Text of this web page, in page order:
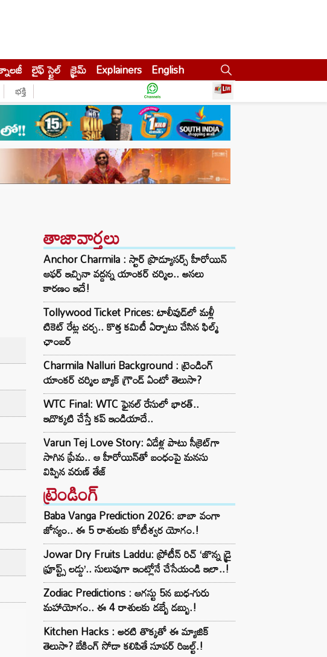
లైఫ్ స్టైల్ క్రైమ్ Explainers English
భక్తి
తాజావార్తలు
Anchor Charmila : స్టార్ ప్రొడ్యూసర్స్ హీరోయిన్
ఆఫర్ ఇచ్చినా వద్దన్న యాంకర్ చర్మిల.. అసలు
కారణం ఇదే!
Tollywood Ticket Prices: టాలీవుడ్‌లో మళ్లీ
టికెట్‌ రేట్ల చర్చ.. కొత్త కమిటీ ఏర్పాటు చేసిన ఫిల్మ్‌
ఛాంబర్‌
Charmila Nalluri Background : ట్రెండింగ్
యాంకర్ చర్మిల బ్యాక్ గ్రౌండ్ ఏంటో తెలుసా?
WTC Final: WTC ఫైనల్ రేసులో భారత్..
ఇదొక్కటి చేస్తే కప్ ఇండియాదే..
Varun Tej Love Story: ఏడేళ్ల పాటు సీక్రెట్‌గా
సాగిన ప్రేమ.. ఆ హీరోయిన్‌తో బంధంపై మనసు
విప్పిన వరుణ్ తేజ్
ట్రెండింగ్‌
Baba Vanga Prediction 2026: బాబా వంగా
జోస్యం.. ఈ 5 రాశులకు కోటీశ్వర యోగం.!
Jowar Dry Fruits Laddu: ప్రోటీన్ రిచ్ ‘జొన్న డ్రై
ఫ్రూప్ట్స్ లడ్డు’.. సులువుగా ఇంట్లోనే చేసేయండి ఇలా..!
Zodiac Predictions : ఆగస్టు 5న బుధ-గురు
మహాయోగం.. ఈ 4 రాశులకు డబ్బే డబ్బు.!
Kitchen Hacks : అరటి తొక్కతో ఈ మ్యాజిక్
తెలుసా? బేకింగ్ సోడా కలిపితే సూపర్ రిజల్ట్.!